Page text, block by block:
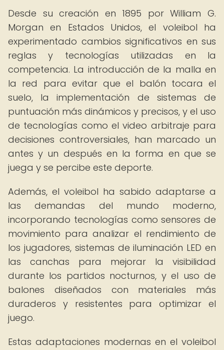
Desde su creación en 1895 por William G.
Morgan en Estados Unidos, el voleibol ha
experimentado cambios significativos en sus
reglas y tecnologías utilizadas en la
competencia. La introducción de la malla en
la red para evitar que el balón tocara el
suelo, la implementación de sistemas de
puntuación más dinámicos y precisos, y el uso
de tecnologías como el video arbitraje para
decisiones controversiales, han marcado un
antes y un después en la forma en que se
juega y se percibe este deporte.
Además, el voleibol ha sabido adaptarse a
las demandas del mundo moderno,
incorporando tecnologías como sensores de
movimiento para analizar el rendimiento de
los jugadores, sistemas de iluminación LED en
las canchas para mejorar la visibilidad
durante los partidos nocturnos, y el uso de
balones diseñados con materiales más
duraderos y resistentes para optimizar el
juego.
Estas adaptaciones modernas en el voleibol